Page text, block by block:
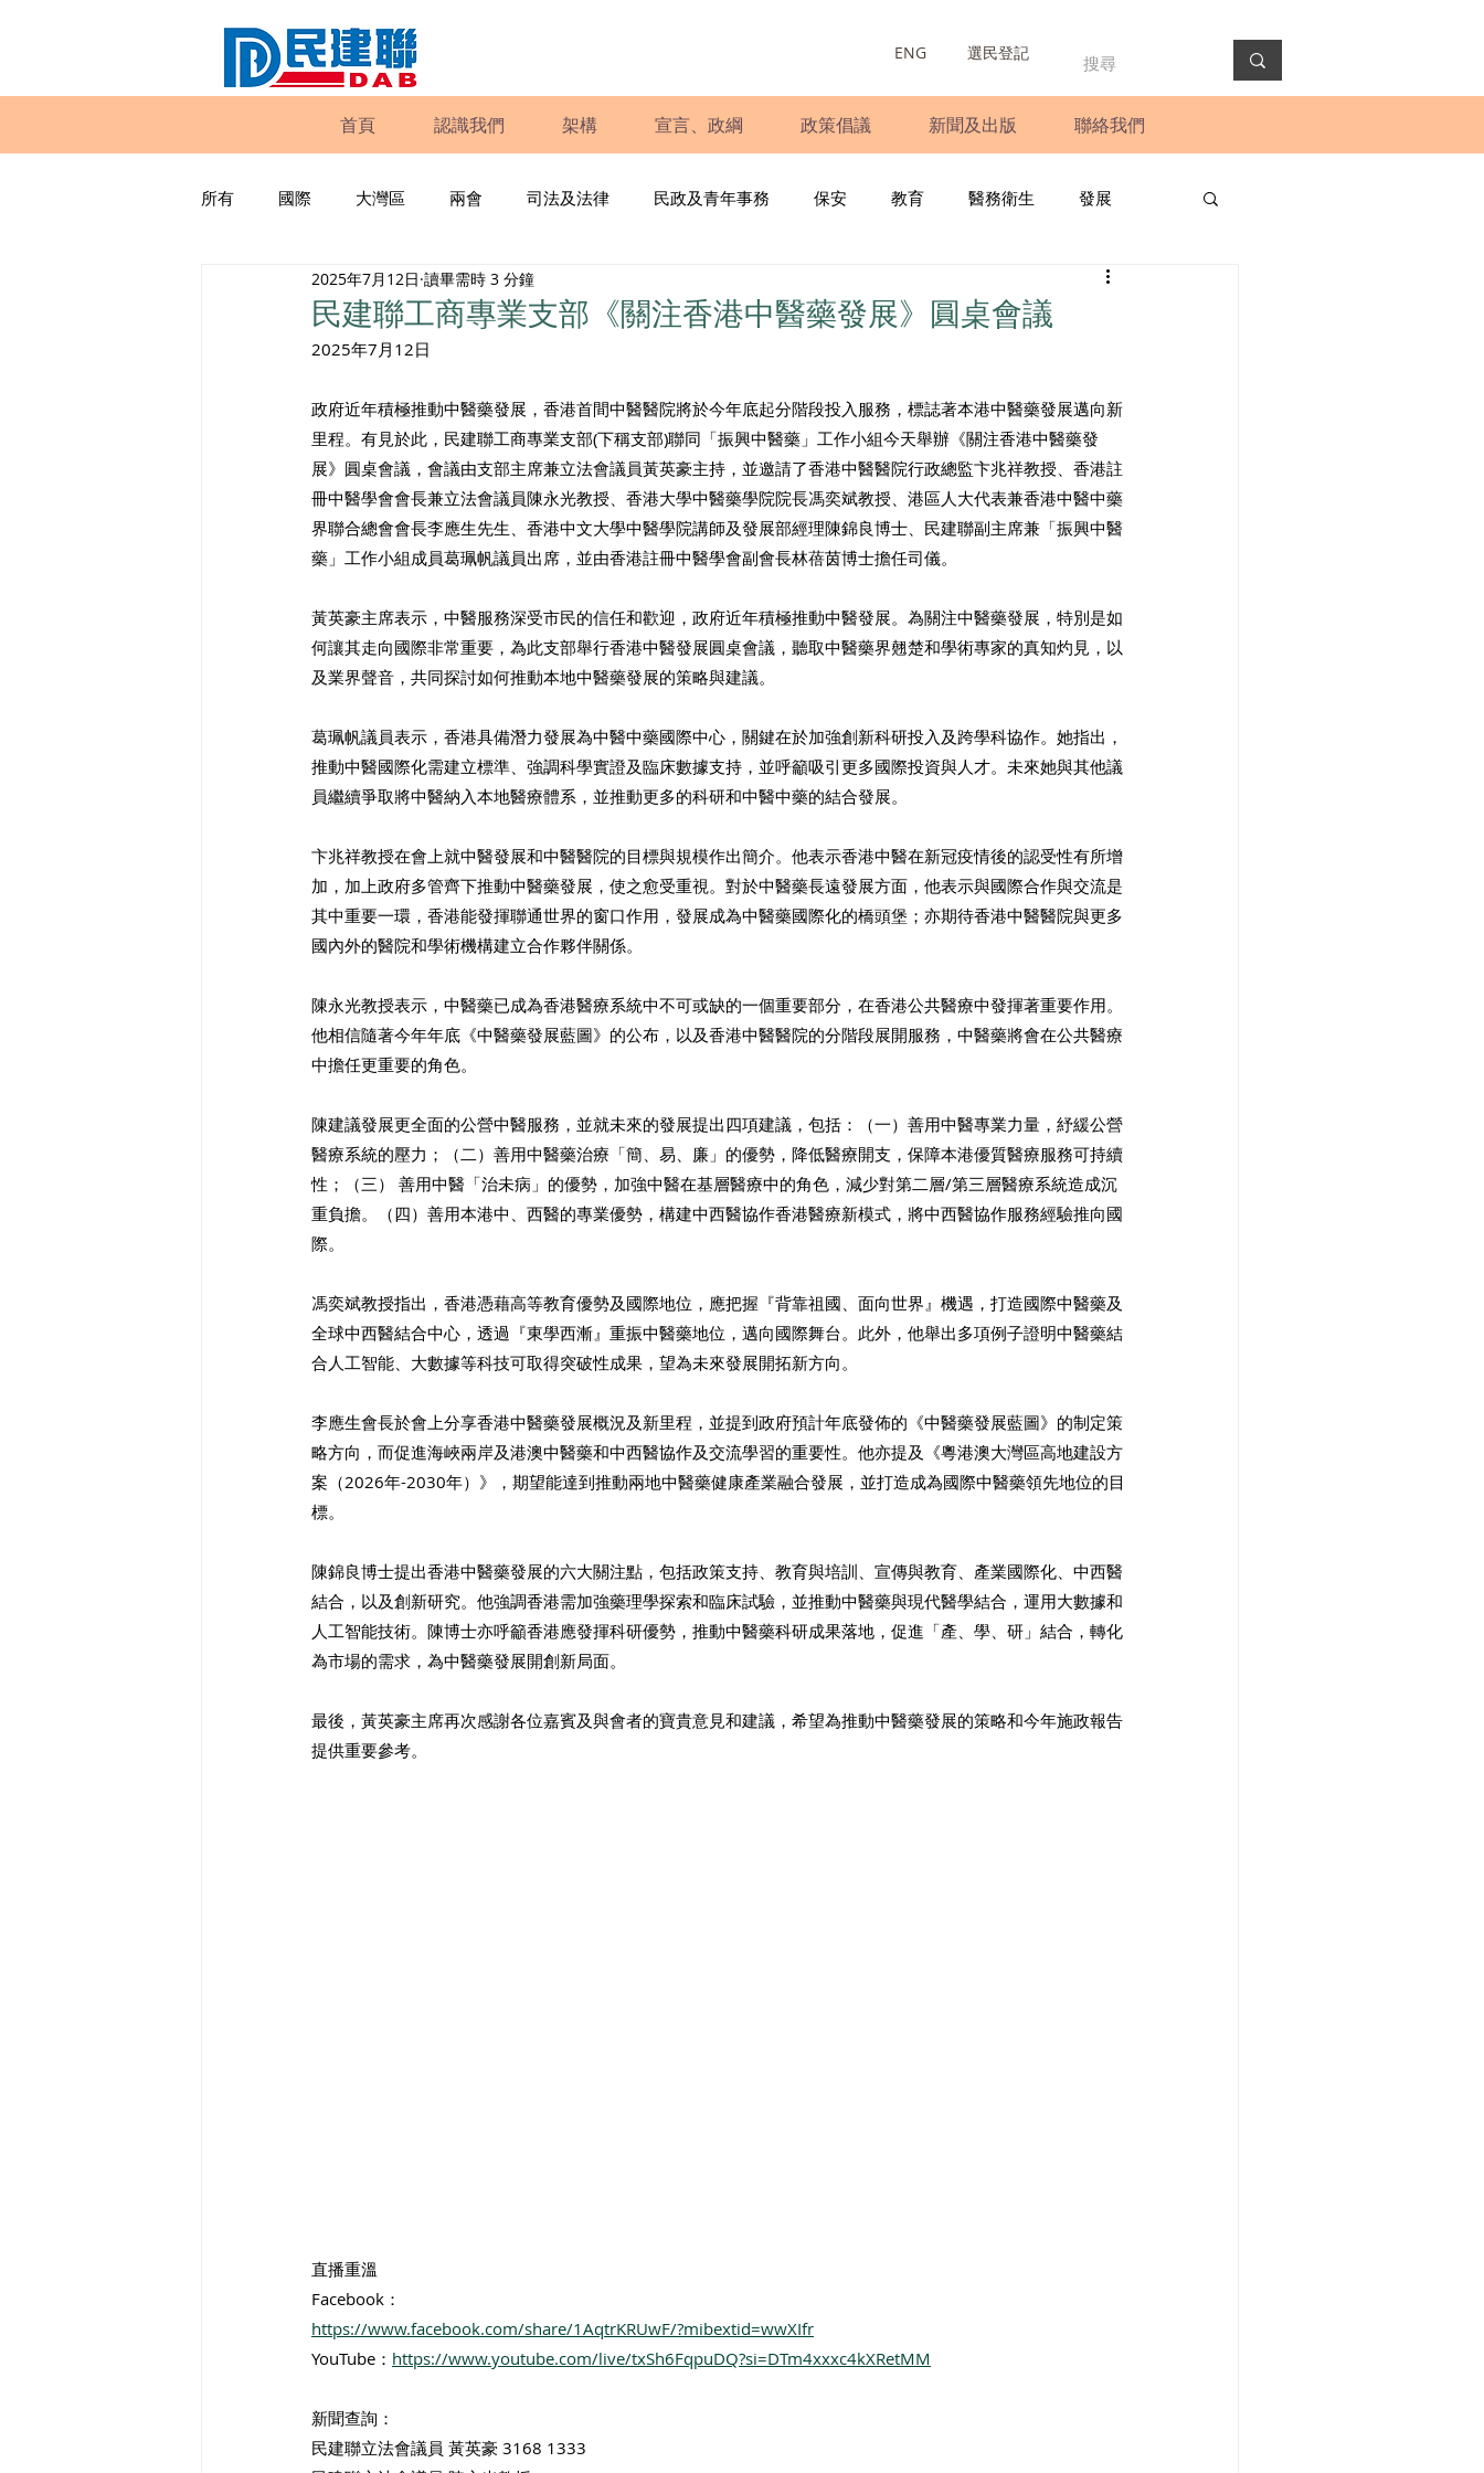
ENG 選民登記
首頁 認識我們 架構 宣言、政綱 政策倡議 新聞及出版 聯絡我們
所有 國際 大灣區 兩會 司法及法律 民政及青年事務 保安 教育 醫務衛生 發展
工商專業 家庭 圓桌會議
議會監察 區議會
民建聯工商專業支部《關注香港中醫藥發展》圓桌會議
2025年7月12日 讀畢需時 3 分鐘
2025年7月12日
政府近年積極推動中醫藥發展，香港首間中醫醫院將於今年底起分階段投入服務，標誌著本港中醫藥發展邁向新
里程。有見於此，民建聯工商專業支部(下稱支部)聯同「振興中醫藥」工作小組今天舉辦《關注香港中醫藥發
展》圓桌會議，會議由支部主席兼立法會議員黃英豪主持，並邀請了香港中醫醫院行政總監卞兆祥教授、香港註
冊中醫學會會長兼立法會議員陳永光教授、香港大學中醫藥學院院長馮奕斌教授、港區人大代表兼香港中醫中藥
界聯合總會會長李應生先生、香港中文大學中醫學院講師及發展部經理陳錦良博士、民建聯副主席兼「振興中醫
藥」工作小組成員葛珮帆議員出席，並由香港註冊中醫學會副會長林蓓茵博士擔任司儀。
黃英豪主席表示，中醫服務深受市民的信任和歡迎，政府近年積極推動中醫發展。為關注中醫藥發展，特別是如
何讓其走向國際非常重要，為此支部舉行香港中醫發展圓桌會議，聽取中醫藥界翹楚和學術專家的真知灼見，以
及業界聲音，共同探討如何推動本地中醫藥發展的策略與建議。
葛珮帆議員表示，香港具備潛力發展為中醫中藥國際中心，關鍵在於加強創新科研投入及跨學科協作。她指出，
推動中醫國際化需建立標準、強調科學實證及臨床數據支持，並呼籲吸引更多國際投資與人才。未來她與其他議
員繼續爭取將中醫納入本地醫療體系，並推動更多的科研和中醫中藥的結合發展。
卞兆祥教授在會上就中醫發展和中醫醫院的目標與規模作出簡介。他表示香港中醫在新冠疫情後的認受性有所增
加，加上政府多管齊下推動中醫藥發展，使之愈受重視。對於中醫藥長遠發展方面，他表示與國際合作與交流是
其中重要一環，香港能發揮聯通世界的窗口作用，發展成為中醫藥國際化的橋頭堡；亦期待香港中醫醫院與更多
國內外的醫院和學術機構建立合作夥伴關係。
陳永光教授表示，中醫藥已成為香港醫療系統中不可或缺的一個重要部分，在香港公共醫療中發揮著重要作用。
他相信隨著今年年底《中醫藥發展藍圖》的公布，以及香港中醫醫院的分階段展開服務，中醫藥將會在公共醫療
中擔任更重要的角色。
陳建議發展更全面的公營中醫服務，並就未來的發展提出四項建議，包括：（一）善用中醫專業力量，紓緩公營
醫療系統的壓力；（二）善用中醫藥治療「簡、易、廉」的優勢，降低醫療開支，保障本港優質醫療服務可持續
性；（三） 善用中醫「治未病」的優勢，加強中醫在基層醫療中的角色，減少對第二層/第三層醫療系統造成沉
重負擔。（四）善用本港中、西醫的專業優勢，構建中西醫協作香港醫療新模式，將中西醫協作服務經驗推向國
際。
馮奕斌教授指出，香港憑藉高等教育優勢及國際地位，應把握『背靠祖國、面向世界』機遇，打造國際中醫藥及
全球中西醫結合中心，透過『東學西漸』重振中醫藥地位，邁向國際舞台。此外，他舉出多項例子證明中醫藥結
合人工智能、大數據等科技可取得突破性成果，望為未來發展開拓新方向。
李應生會長於會上分享香港中醫藥發展概況及新里程，並提到政府預計年底發佈的《中醫藥發展藍圖》的制定策
略方向，而促進海峽兩岸及港澳中醫藥和中西醫協作及交流學習的重要性。他亦提及《粵港澳大灣區高地建設方
案（2026年-2030年）》，期望能達到推動兩地中醫藥健康產業融合發展，並打造成為國際中醫藥領先地位的目
標。
陳錦良博士提出香港中醫藥發展的六大關注點，包括政策支持、教育與培訓、宣傳與教育、產業國際化、中西醫
結合，以及創新研究。他強調香港需加強藥理學探索和臨床試驗，並推動中醫藥與現代醫學結合，運用大數據和
人工智能技術。陳博士亦呼籲香港應發揮科研優勢，推動中醫藥科研成果落地，促進「產、學、研」結合，轉化
為市場的需求，為中醫藥發展開創新局面。
最後，黃英豪主席再次感謝各位嘉賓及與會者的寶貴意見和建議，希望為推動中醫藥發展的策略和今年施政報告
提供重要參考。
直播重溫
Facebook：
https://www.facebook.com/share/1AqtrKRUwF/?mibextid=wwXIfr
YouTube： https://www.youtube.com/live/txSh6FqpuDQ?si=DTm4xxxc4kXRetMM
新聞查詢：
民建聯立法會議員 黃英豪 3168 1333